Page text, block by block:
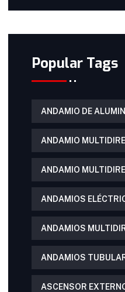
Popular Tags
ANDAMIO DE
ANDAMIO
ANDAMIO
ANDAMIOS
ANDAMIOS
ANDAMIOS
ASCENSOR